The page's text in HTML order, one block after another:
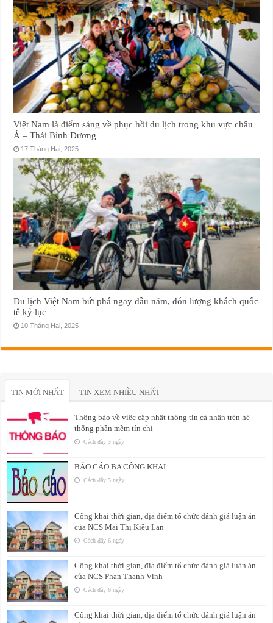
Việt Nam là điểm sáng về phục hồi du lịch trong khu vực châu
Á – Thái Bình Dương
17 Tháng Hai, 2025
Du lịch Việt Nam bứt phá ngay đầu năm, đón lượng khách quốc
tế kỷ lục
10 Tháng Hai, 2025
TIN MỚI NHẤT TIN XEM NHIỀU NHẤT
Thông báo về việc cập nhật thông tin cá nhân trên hệ
thống phần mềm tín chỉ
Cách đây 3 ngày
BÁO CÁO BA CÔNG KHAI
Cách đây 5 ngày
Công khai thời gian, địa điểm tổ chức đánh giá luận án
của NCS Mai Thị Kiều Lan
Cách đây 6 ngày
Công khai thời gian, địa điểm tổ chức đánh giá luận án
của NCS Phan Thanh Vịnh
Cách đây 6 ngày
Công khai thời gian, địa điểm tổ chức đánh giá luận án